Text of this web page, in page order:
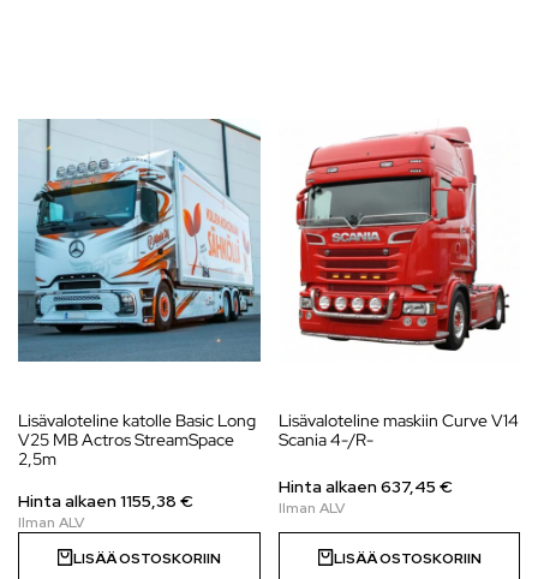
Lisävaloteline katolle Basic Long
V25 MB Actros StreamSpace
2,5m
Hinta alkaen1155,38 €
LISÄÄ OSTOSKORIIN
Lisävaloteline maskiin Curve V14
Scania 4-/R-
Hinta alkaen637,45 €
LISÄÄ OSTOSKORIIN